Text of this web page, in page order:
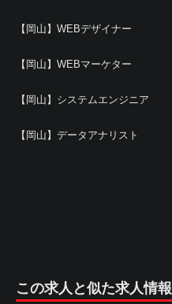
【岡山】WEBデザイナー
【岡山】WEBマーケター
【岡山】システムエンジニア
【岡山】データアナリスト
この求人と似た求人情報